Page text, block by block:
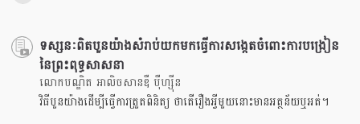
ទស្សនៈពិតបួនយ៉ាងសំរាប់យកមកធ្វើការសង្កេតចំពោះការបង្រៀន
នៃព្រះពុទ្ធសាសនា
លោកបណ្ឌិត អាលិចសានឌឺ បុឺហ្សុីន
វិធីបួនយ៉ាងដើម្បីធ្វើការត្រួតពិនិត្យ ថាតើរឿងអ្វីមួយនោះមានអត្ថន័យឬអត់។